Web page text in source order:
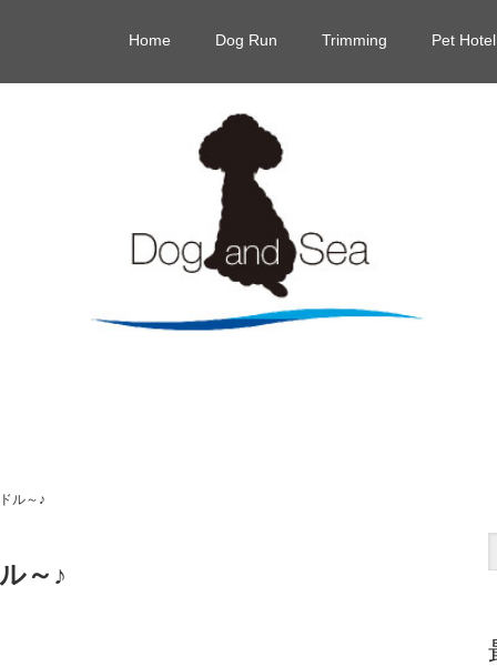
Home Dog Run Trimming Pet Hotel
ル～♪
～♪